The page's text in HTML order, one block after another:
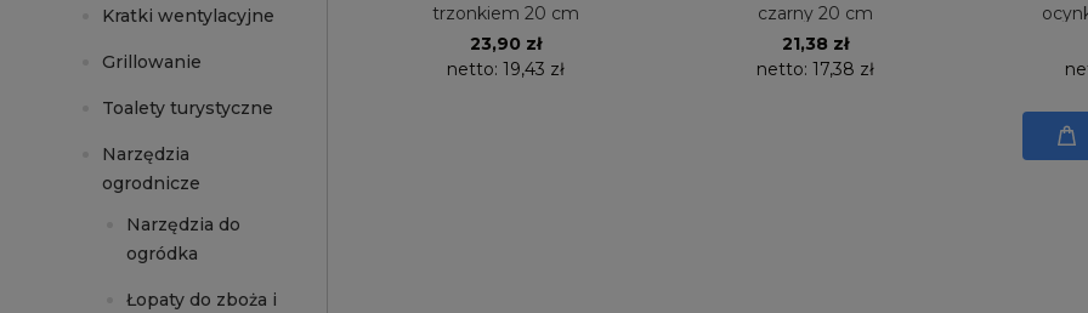
Kratki wentylacyjne
Grillowanie
Toalety turystyczne
Narzędzia
ogrodnicze
Narzędzia do
ogródka
Łopaty do zboża i
trzonkiem 20 cm
23,90 zł
netto: 19,43 zł
czarny 20 cm
21,38 zł
netto: 17,38 zł